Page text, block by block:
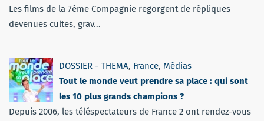
Les films de la 7ème Compagnie regorgent de répliques
devenues cultes, grav...
DOSSIER - THEMA, France, Médias
Tout le monde veut prendre sa place : qui sont
les 10 plus grands champions ?
Depuis 2006, les téléspectateurs de France 2 ont rendez-vous